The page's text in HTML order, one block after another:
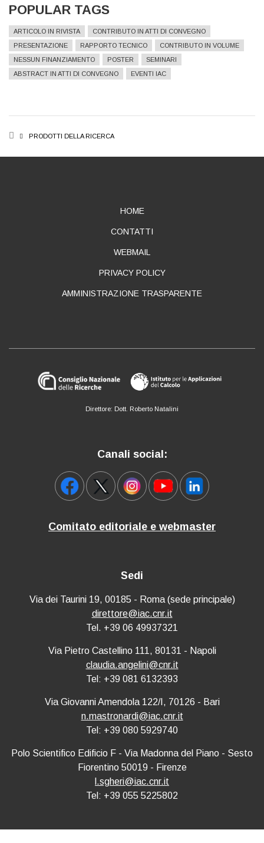
POPULAR TAGS
ARTICOLO IN RIVISTA
CONTRIBUTO IN ATTI DI CONVEGNO
PRESENTAZIONE
RAPPORTO TECNICO
CONTRIBUTO IN VOLUME
NESSUN FINANZIAMENTO
POSTER
SEMINARI
ABSTRACT IN ATTI DI CONVEGNO
EVENTI IAC
BREADCRUMB
PRODOTTI DELLA RICERCA
HOME
CONTATTI
WEBMAIL
PRIVACY POLICY
AMMINISTRAZIONE TRASPARENTE
Direttore: Dott. Roberto Natalini
Canali social:
Comitato editoriale e webmaster
Sedi
Via dei Taurini 19, 00185 - Roma (sede principale)
direttore@iac.cnr.it
Tel. +39 06 49937321
Via Pietro Castellino 111, 80131 - Napoli
claudia.angelini@cnr.it
Tel: +39 081 6132393
Via Giovanni Amendola 122/I, 70126 - Bari
n.mastronardi@iac.cnr.it
Tel: +39 080 5929740
Polo Scientifico Edificio F - Via Madonna del Piano - Sesto
Fiorentino 50019 - Firenze
l.sgheri@iac.cnr.it
Tel: +39 055 5225802